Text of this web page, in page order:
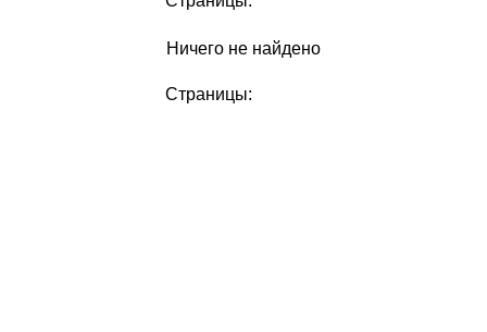
Ничего не найдено
Страницы: